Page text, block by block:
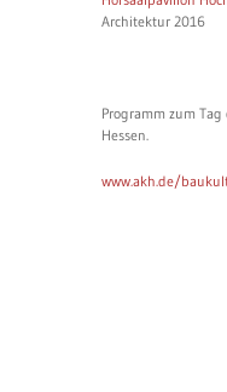
Architektur 2016
Programm zum
Hessen.
www.akh.de/